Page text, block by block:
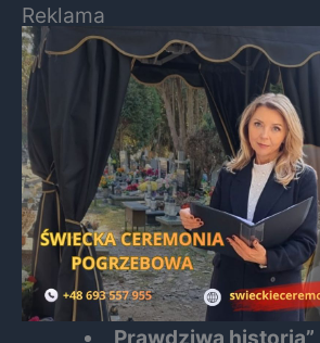
Reklama
„Prawdziwa historia”